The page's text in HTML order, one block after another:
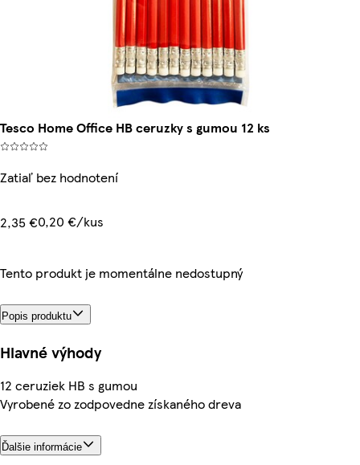
Tesco Home Office HB ceruzky s gumou 12 ks
Zatiaľ bez hodnotení
2,35 €0,20 €/kus
Tento produkt je momentálne nedostupný
Popis produktu
Hlavné výhody
12 ceruziek HB s gumou
Vyrobené zo zodpovedne získaného dreva
Ďalšie informácie